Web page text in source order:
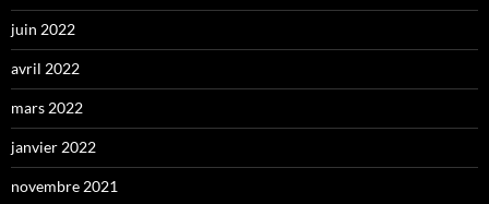
juin 2022
avril 2022
mars 2022
janvier 2022
novembre 2021